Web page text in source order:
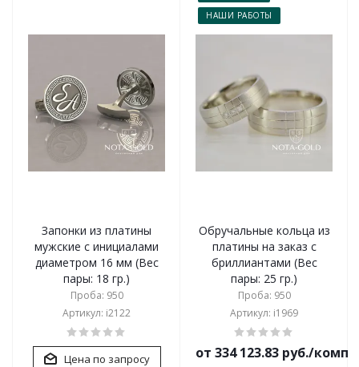
Запонки из платины
мужские с инициалами
диаметром 16 мм (Вес
пары: 18 гр.)
Проба: 950
Артикул: i2122
Цена по запросу
НАШИ РАБОТЫ
Обручальные кольца из
платины на заказ с
бриллиантами (Вес
пары: 25 гр.)
Проба: 950
Артикул: i1969
от 334 123.83 руб./